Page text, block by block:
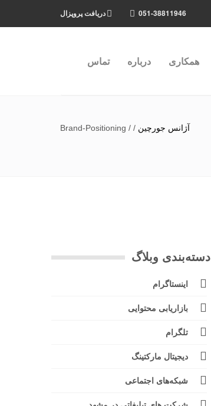
دریافت پروپزال 051-38811946
همکاری درباره تماس
آژانس جورچین /
/
Brand-Positioning
دسته‌بندی وبلاگ
اینستاگرام
بازاریابی محتوایی
تلگرام
دیجیتال مارکتینگ
شبکه‌های اجتماعی